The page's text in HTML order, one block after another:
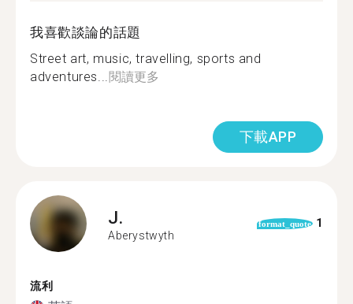
我喜歡談論的話題
Street art, music, travelling, sports and
adventures... 閱讀更多
下載APP
J.
Aberystwyth
format_quote 1
流利